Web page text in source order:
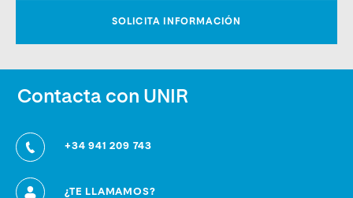
Contacta con UNIR
+34 941 209 743
¿TE LLAMAMOS?